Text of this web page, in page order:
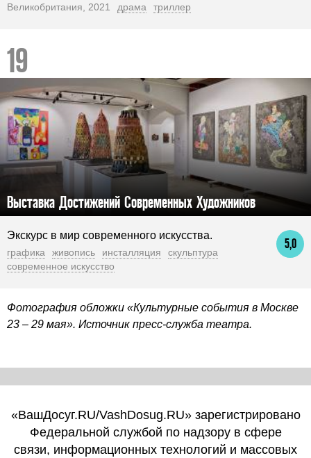
Великобритания, 2021 драма триллер
Выставка Достижений Современных Художников
5,0
Экскурс в мир современного искусства.
графика живопись инсталляция
скульптура
современное искусство
Фотография обложки «Культурные события в Москве
23 – 29 мая». Источник пресс-служба театра.
«ВашДосуг.RU/VashDosug.RU» зарегистрировано
Федеральной службой по надзору в сфере
связи, информационных технологий и массовых